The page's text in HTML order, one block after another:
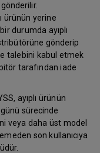
ürünün yerine
durumda ayıplı
gönderip
talebini kabul etmek
tarafından iade
ayıplı ürünün
sürecinde
veya daha üst model
son kullanıcıya